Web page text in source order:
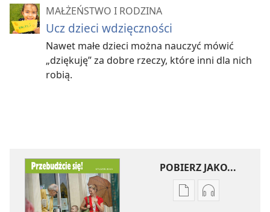
MAŁŻEŃSTWO I RODZINA
Ucz dzieci wdzięczności
Nawet małe dzieci można nauczyć mówić
„dziękuję” za dobre rzeczy, które inni dla nich
robią.
POBIERZ JAKO...
UstawieniaUstawienia